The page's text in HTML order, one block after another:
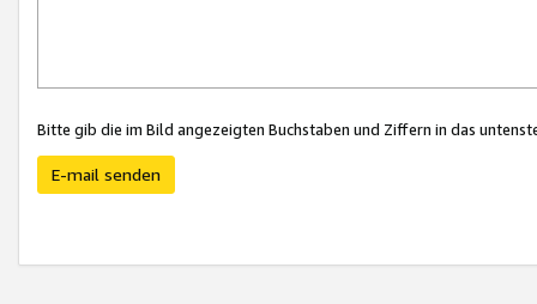
Bitte gib die im Bild angezeigten Buchstaben und Ziffern in das
E-mail senden